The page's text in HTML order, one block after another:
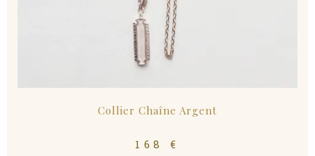
Collier Chaîne Argent
168€